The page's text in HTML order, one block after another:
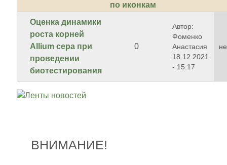
Оценка динамики
роста корней
Allium cepa при
проведении
биотестирования
0
Автор:
Фоменко
Анастасия
18.12.2021
- 15:17
ВНИМАНИЕ!